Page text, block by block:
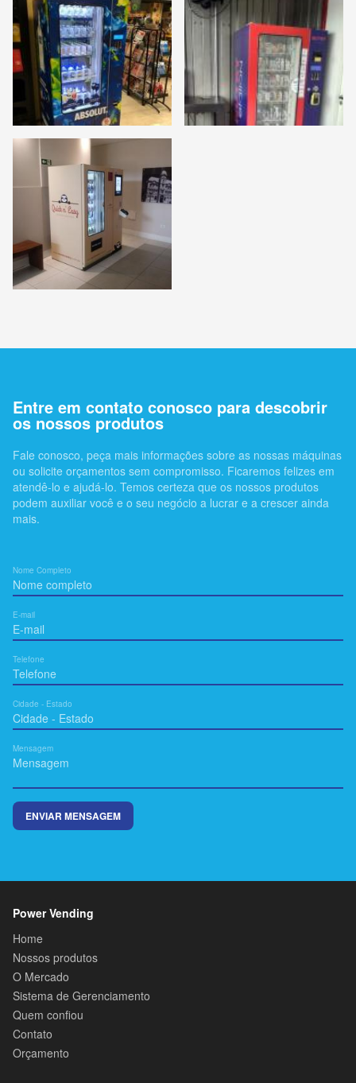
Entre em contato conosco para descobrir
os nossos produtos
Fale conosco, peça mais informações sobre as nossas máquinas
ou solicite orçamentos sem compromisso. Ficaremos felizes em
atendê-lo e ajudá-lo. Temos certeza que os nossos produtos
podem auxiliar você e o seu negócio a lucrar e a crescer ainda
mais.
Nome Completo
E-mail
Telefone
Cidade - Estado
Mensagem
Power Vending
Home
Nossos produtos
O Mercado
Sistema de Gerenciamento
Quem confiou
Contato
Orçamento